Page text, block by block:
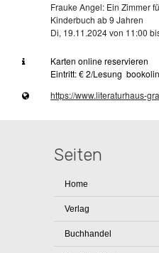
Frauke Angel: Ein Zimmer
Kinderbuch ab 9 Jahren
Di, 19.11.2024 von 11:00
Karten online reservieren
Eintritt: € 2/Lesung
https://www.literaturhaus-
Seiten
Home
Verlag
Buchhandel